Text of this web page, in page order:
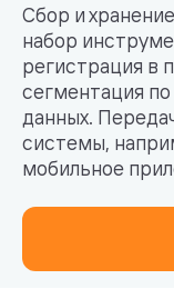
Сбор и
набор
регистрация в
сегментация
данных.
системы,
мобильное